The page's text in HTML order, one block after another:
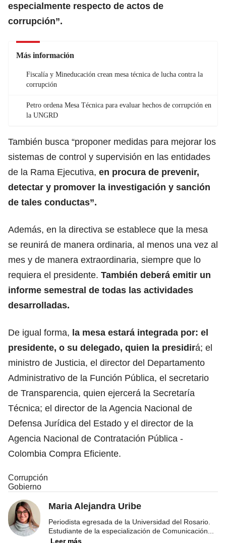
especialmente respecto de actos de
corrupción”.
Más información
Fiscalía y Mineducación crean mesa técnica de lucha contra la
corrupción
Petro ordena Mesa Técnica para evaluar hechos de corrupción en
la UNGRD
También busca “proponer medidas para mejorar los
sistemas de control y supervisión en las entidades
de la Rama Ejecutiva, en procura de prevenir,
detectar y promover la investigación y sanción
de tales conductas”.
Además, en la directiva se establece que la mesa
se reunirá de manera ordinaria, al menos una vez al
mes y de manera extraordinaria, siempre que lo
requiera el presidente. También deberá emitir un
informe semestral de todas las actividades
desarrolladas.
De igual forma, la mesa estará integrada por: el
presidente, o su delegado, quien la presidirá; el
ministro de Justicia, el director del Departamento
Administrativo de la Función Pública, el secretario
de Transparencia, quien ejercerá la Secretaría
Técnica; el director de la Agencia Nacional de
Defensa Jurídica del Estado y el director de la
Agencia Nacional de Contratación Pública -
Colombia Compra Eficiente.
Corrupción
Gobierno
Maria Alejandra Uribe
Periodista egresada de la Universidad del Rosario.
Estudiante de la especialización de Comunicación
Leer más